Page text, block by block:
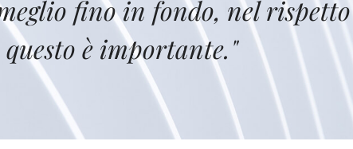
fino in fondo, nel
questo è importante."